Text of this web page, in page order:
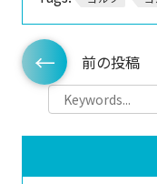
前の投稿